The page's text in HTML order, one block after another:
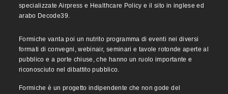
specializzate Airpress e Healthcare Policy e il sito in inglese ed
arabo Decode39.
Formiche vanta poi un nutrito programma di eventi nei diversi
formati di convegni, webinair, seminari e tavole rotonde aperte al
pubblico e a porte chiuse, che hanno un ruolo importante e
riconosciuto nel dibattito pubblico.
Formiche è un progetto indipendente che non gode del